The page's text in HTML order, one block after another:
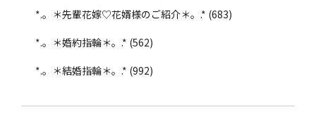
*.。＊先輩花嫁♡花婿様のご紹介＊。.* (683)
*.。＊婚約指輪＊。.* (562)
*.。＊結婚指輪＊。.* (992)